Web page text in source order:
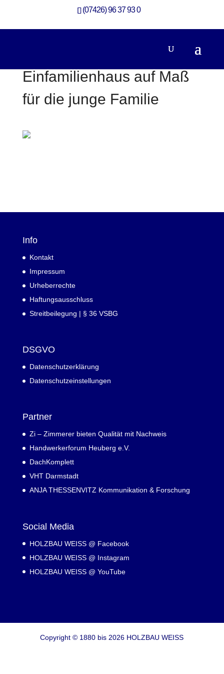
(07426) 96 37 93 0
Einfamilienhaus auf Maß
für die junge Familie
Info
Kontakt
Impressum
Urheberrechte
Haftungsausschluss
Streitbeilegung | § 36 VSBG
DSGVO
Datenschutzerklärung
Datenschutzeinstellungen
Partner
Zi – Zimmerer bieten Qualität mit Nachweis
Handwerkerforum Heuberg e.V.
DachKomplett
VHT Darmstadt
ANJA THESSENVITZ Kommunikation & Forschung
Social Media
HOLZBAU WEISS @ Facebook
HOLZBAU WEISS @ Instagram
HOLZBAU WEISS @ YouTube
Copyright © 1880 bis 2026 HOLZBAU WEISS